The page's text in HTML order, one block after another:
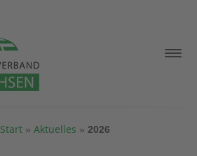
Start» Aktuelles » 2026